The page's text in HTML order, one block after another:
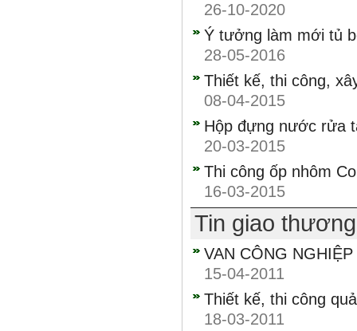
26-10-2020
Ý tưởng làm mới tủ
28-05-2016
Thiết kế, thi công,
08-04-2015
Hộp đựng nước rửa
20-03-2015
Thi công ốp nhôm
16-03-2015
Tin giao
VAN CÔNG
15-04-2011
Thiết kế, thi công
18-03-2011